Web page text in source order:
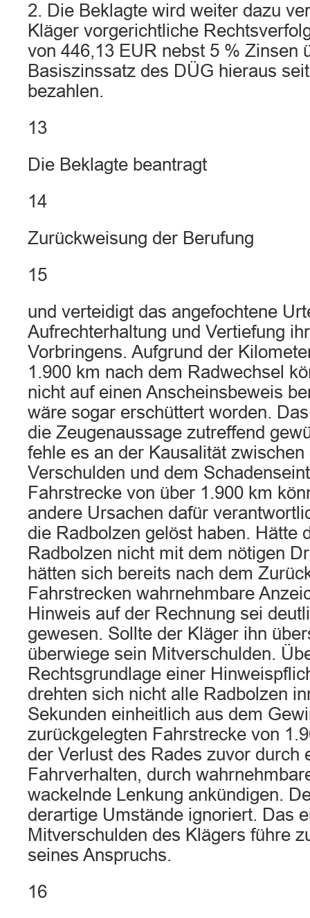
2. Die Beklagte wird weiter dazu
Kläger vorgerichtliche
von 446,13 EUR nebst 5 % Zinsen
Basiszinssatz des DÜG hieraus
bezahlen.
13
Die Beklagte beantragt
14
Zurückweisung der Berufung
15
und verteidigt das angefochtene
Aufrechterhaltung und Vertiefung
Vorbringens. Aufgrund der
1.900 km nach dem Radwechsel
nicht auf einen Anscheinsbeweis
wäre sogar erschüttert worden.
die Zeugenaussage zutreffend
fehle es an der Kausalität
Verschulden und dem
Fahrstrecke von über 1.900 km
andere Ursachen dafür
die Radbolzen gelöst haben. Hätte
Radbolzen nicht mit dem nötigen
hätten sich bereits nach dem
Fahrstrecken wahrnehmbare
Hinweis auf der Rechnung sei
gewesen. Sollte der Kläger ihn
überwiege sein Mitverschulden.
Rechtsgrundlage einer
drehten sich nicht alle Radbolzen
Sekunden einheitlich aus dem
zurückgelegten Fahrstrecke von
der Verlust des Rades zuvor durch
Fahrverhalten, durch
wackelnde Lenkung ankündigen.
derartige Umstände ignoriert. Das
Mitverschulden des Klägers führe
seines Anspruchs.
16